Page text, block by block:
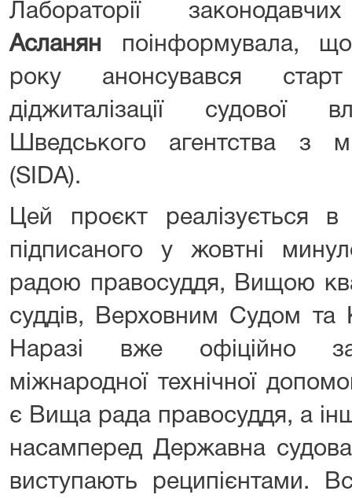
Лабораторії
Асланян поінформувала, що
року анонсувався
діджиталізації
Шведського агентства з
(SIDA).
Цей проєкт реалізується
підписаного у жовтні
радою правосуддя, Вищою
суддів, Верховним Судом та
Наразі вже офіційно
міжнародної технічної
є Вища рада правосуддя, а
насамперед Державна судова
виступають реципієнтами.